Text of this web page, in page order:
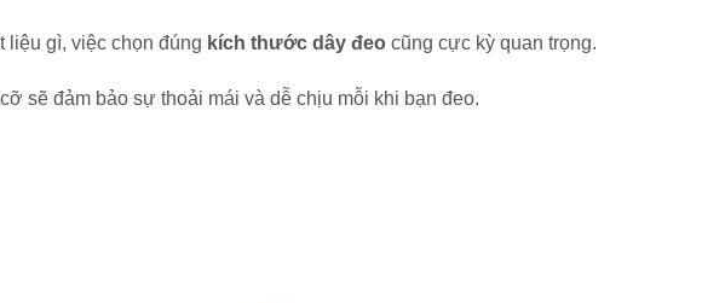
liệu gì, việc chọn đúng kích thước dây đeo cũng cực kỳ quan trọng.
sẽ đảm bảo sự thoải mái và dễ chịu mỗi khi bạn đeo.